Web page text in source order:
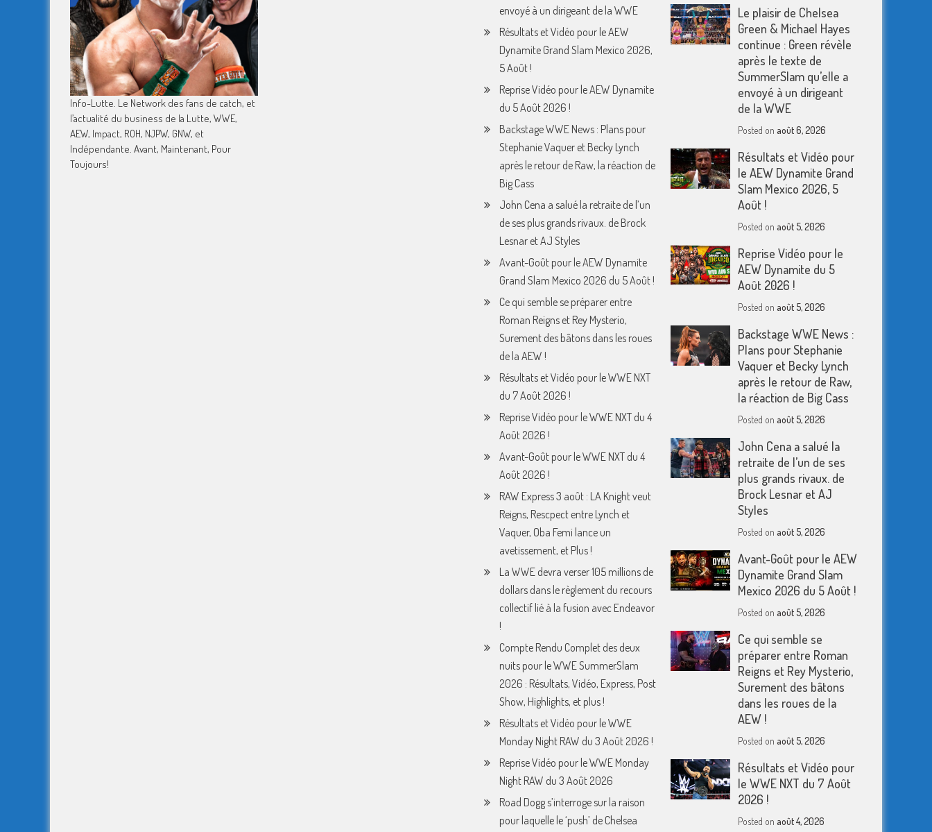
Info-Lutte. Le Network des fans de catch, et
l’actualité du business de la Lutte, WWE,
AEW, Impact, ROH, NJPW, GNW, et
Indépendante. Avant, Maintenant, Pour
Toujours!
envoyé à un dirigeant de la WWE
Résultats et Vidéo pour le AEW
Dynamite Grand Slam Mexico 2026,
5 Août !
Reprise Vidéo pour le AEW Dynamite
du 5 Août 2026 !
Backstage WWE News : Plans pour
Stephanie Vaquer et Becky Lynch
après le retour de Raw, la réaction de
Big Cass
John Cena a salué la retraite de l’un
de ses plus grands rivaux. de Brock
Lesnar et AJ Styles
Avant-Goût pour le AEW Dynamite
Grand Slam Mexico 2026 du 5 Août !
Ce qui semble se préparer entre
Roman Reigns et Rey Mysterio,
Surement des bâtons dans les roues
de la AEW !
Résultats et Vidéo pour le WWE NXT
du 7 Août 2026 !
Reprise Vidéo pour le WWE NXT du 4
Août 2026 !
Avant-Goût pour le WWE NXT du 4
Août 2026 !
RAW Express 3 août : LA Knight veut
Reigns, Rescpect entre Lynch et
Vaquer, Oba Femi lance un
avetissement, et Plus !
La WWE devra verser 105 millions de
dollars dans le règlement du recours
collectif lié à la fusion avec Endeavor
!
Compte Rendu Complet des deux
nuits pour le WWE SummerSlam
2026 : Résultats, Vidéo, Express, Post
Show, Highlights, et plus !
Résultats et Vidéo pour le WWE
Monday Night RAW du 3 Août 2026 !
Reprise Vidéo pour le WWE Monday
Night RAW du 3 Août 2026
Road Dogg s’interroge sur la raison
pour laquelle le ‘push’ de Chelsea
Le plaisir de Chelsea
Green & Michael Hayes
continue : Green révèle
après le texte de
SummerSlam qu’elle a
envoyé à un dirigeant
de la WWE
Posted on août 6, 2026
Résultats et Vidéo pour
le AEW Dynamite Grand
Slam Mexico 2026, 5
Août !
Posted on août 5, 2026
Reprise Vidéo pour le
AEW Dynamite du 5
Août 2026 !
Posted on août 5, 2026
Backstage WWE News :
Plans pour Stephanie
Vaquer et Becky Lynch
après le retour de Raw,
la réaction de Big Cass
Posted on août 5, 2026
John Cena a salué la
retraite de l’un de ses
plus grands rivaux. de
Brock Lesnar et AJ
Styles
Posted on août 5, 2026
Avant-Goût pour le AEW
Dynamite Grand Slam
Mexico 2026 du 5 Août !
Posted on août 5, 2026
Ce qui semble se
préparer entre Roman
Reigns et Rey Mysterio,
Surement des bâtons
dans les roues de la
AEW !
Posted on août 5, 2026
Résultats et Vidéo pour
le WWE NXT du 7 Août
2026 !
Posted on août 4, 2026